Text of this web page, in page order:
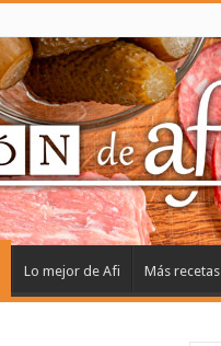
Lo mejor de Afi Más recetas